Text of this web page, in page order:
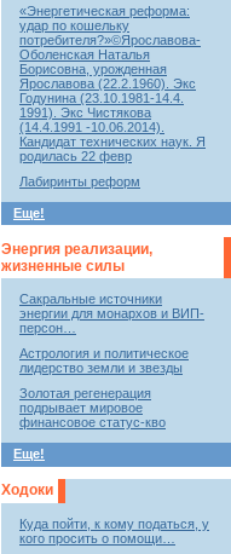
«Энергетическая реформа:
удар по кошельку
потребителя?»©Ярославова-
Оболенская Наталья
Борисовна, урожденная
Ярославова (22.2.1960). Экс
Годунина (23.10.1981-14.4.
1991). Экс Чистякова
(14.4.1991 -10.06.2014).
Кандидат технических наук. Я
родилась 22 февр
Лабиринты реформ
Еще!
Энергия реализации,
жизненные силы
Сакральные источники
энергии для монархов и ВИП-
персон…
Астрология и политическое
лидерство земли и звезды
Золотая регенерация
подрывает мировое
финансовое статус-кво
Еще!
Ходоки
Куда пойти, к кому податься, у
кого просить о помощи…